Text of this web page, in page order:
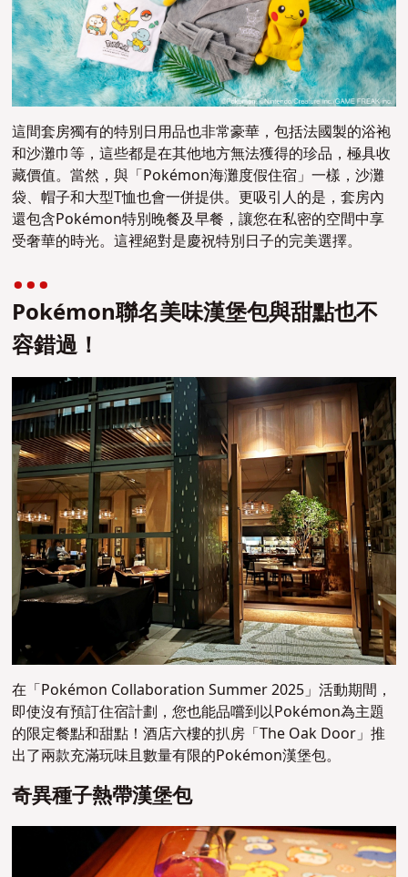
這間套房獨有的特別日用品也非常豪華，包括法國製的浴袍
和沙灘巾等，這些都是在其他地方無法獲得的珍品，極具收
藏價值。當然，與「Pokémon海灘度假住宿」一樣，沙灘
袋、帽子和大型T恤也會一併提供。更吸引人的是，套房內
還包含Pokémon特別晚餐及早餐，讓您在私密的空間中享
受奢華的時光。這裡絕對是慶祝特別日子的完美選擇。
Pokémon聯名美味漢堡包與甜點也不
容錯過！
在「Pokémon Collaboration Summer 2025」活動期間，
即使沒有預訂住宿計劃，您也能品嚐到以Pokémon為主題
的限定餐點和甜點！酒店六樓的扒房「The Oak Door」推
出了兩款充滿玩味且數量有限的Pokémon漢堡包。
奇異種子熱帶漢堡包